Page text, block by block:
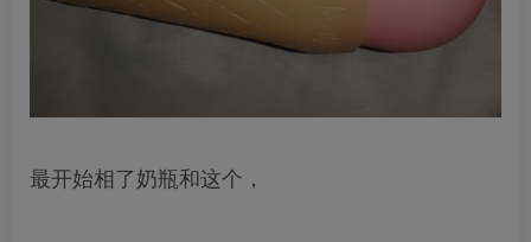
最开始相了奶瓶和这个，